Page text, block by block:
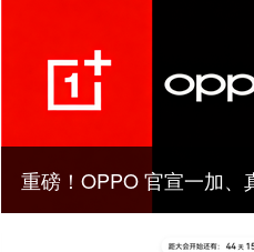
重磅！OPPO 官宣一加、